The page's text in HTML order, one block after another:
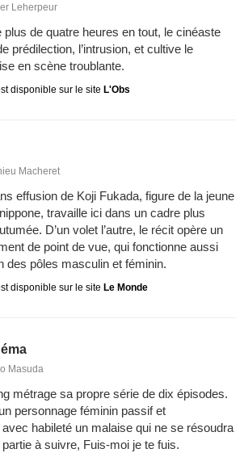
Leherpeur
de quatre heures en tout, le cinéaste
prédilection, l’intrusion, et cultive le
en scène troublante.
disponible sur le site L'Obs
Macheret
effusion de Koji Fukada, figure de la jeune
travaille ici dans un cadre plus
D’un volet l’autre, le récit opère un
de point de vue, qui fonctionne aussi
des pôles masculin et féminin.
disponible sur le site Le Monde
Masuda
métrage sa propre série de dix épisodes.
personnage féminin passif et
habileté un malaise qui ne se résoudra
à suivre, Fuis-moi je te fuis.